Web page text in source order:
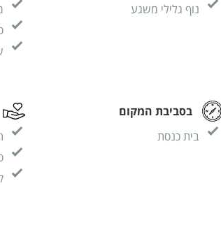
נוף גלילי משגע
בסביבת המקום
בית כנסת